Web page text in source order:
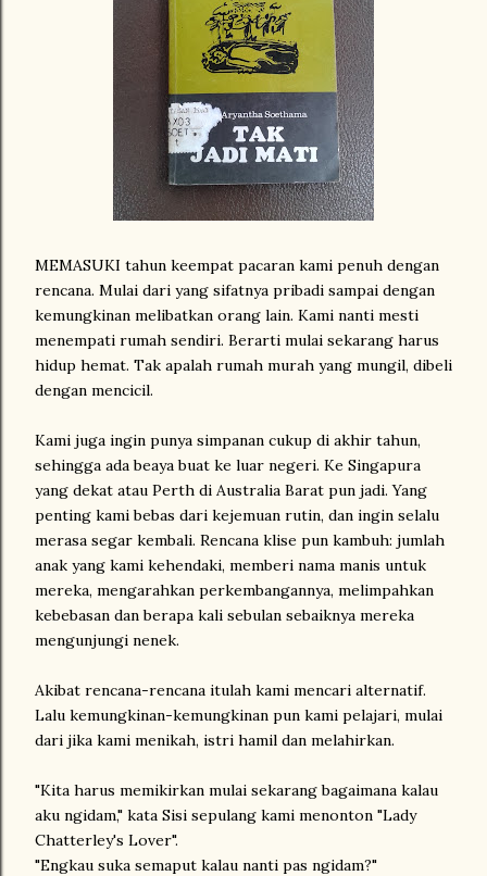
MEMASUKI tahun keempat pacaran kami penuh dengan
rencana. Mulai dari yang sifatnya pribadi sampai dengan
kemungkinan melibatkan orang lain. Kami nanti mesti
menempati rumah sendiri. Berarti mulai sekarang harus
hidup hemat. Tak apalah rumah murah yang mungil, dibeli
dengan mencicil.
Kami juga ingin punya simpanan cukup di akhir tahun,
sehingga ada beaya buat ke luar negeri. Ke Singapura
yang dekat atau Perth di Australia Barat pun jadi. Yang
penting kami bebas dari kejemuan rutin, dan ingin selalu
merasa segar kembali. Rencana klise pun kambuh: jumlah
anak yang kami kehendaki, memberi nama manis untuk
mereka, mengarahkan perkembangannya, melimpahkan
kebebasan dan berapa kali sebulan sebaiknya mereka
mengunjungi nenek.
Akibat rencana-rencana itulah kami mencari alternatif.
Lalu kemungkinan-kemungkinan pun kami pelajari, mulai
dari jika kami menikah, istri hamil dan melahirkan.
"Kita harus memikirkan mulai sekarang bagaimana kalau
aku ngidam," kata Sisi sepulang kami menonton "Lady
Chatterley's Lover".
"Engkau suka semaput kalau nanti pas ngidam?"